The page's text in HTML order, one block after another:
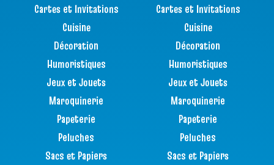
Cartes et Invitations
Cuisine
Décoration
Humoristiques
Jeux et Jouets
Maroquinerie
Papeterie
Peluches
Sacs et Papiers
Cartes et Invitations
Cuisine
Décoration
Humoristiques
Jeux et Jouets
Maroquinerie
Papeterie
Peluches
Sacs et Papiers